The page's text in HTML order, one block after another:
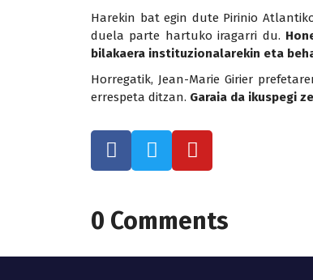
Harekin bat egin dute Pirinio
duela parte hartuko iragarri du.
bilakaera instituzionalarekin eta
Horregatik, Jean-Marie Girier
errespeta ditzan. Garaia da ikuspegi
0 Comments